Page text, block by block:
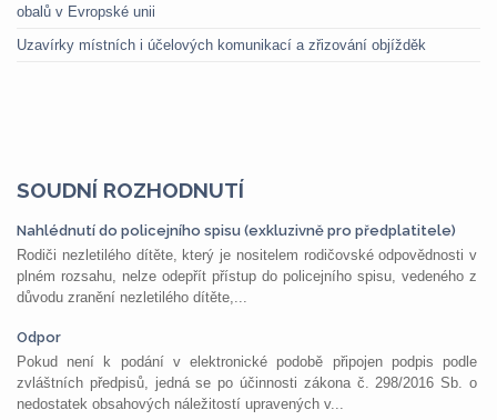
obalů v Evropské unii
Uzavírky místních i účelových komunikací a zřizování objížděk
SOUDNÍ ROZHODNUTÍ
Nahlédnutí do policejního spisu (exkluzivně pro předplatitele)
Rodiči nezletilého dítěte, který je nositelem rodičovské odpovědnosti v
plném rozsahu, nelze odepřít přístup do policejního spisu, vedeného z
důvodu zranění nezletilého dítěte,...
Odpor
Pokud není k podání v elektronické podobě připojen podpis podle
zvláštních předpisů, jedná se po účinnosti zákona č. 298/2016 Sb. o
nedostatek obsahových náležitostí upravených v...